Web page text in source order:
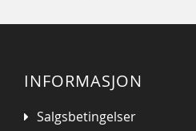
INFORMASJON
Salgsbetingelser